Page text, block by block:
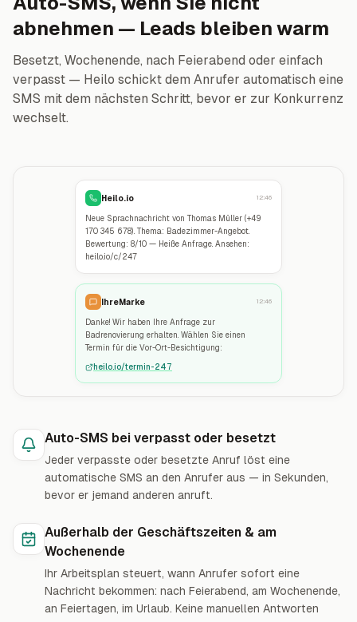
abnehmen — Leads bleiben warm
Besetzt, Wochenende, nach Feierabend oder einfach
verpasst — Heilo schickt dem Anrufer automatisch eine
SMS mit dem nächsten Schritt, bevor er zur Konkurrenz
wechselt.
Heilo.io 12:46
Neue Sprachnachricht von Thomas Müller (+49
170 345 678). Thema: Badezimmer-Angebot.
Bewertung: 8/10 — Heiße Anfrage. Ansehen:
heilo.io/c/247
IhreMarke 12:46
Danke! Wir haben Ihre Anfrage zur
Badrenovierung erhalten. Wählen Sie einen
Termin für die Vor-Ort-Besichtigung:
heilo.io/termin-247
Auto-SMS bei verpasst oder besetzt
Jeder verpasste oder besetzte Anruf löst eine
automatische SMS an den Anrufer aus — in Sekunden,
bevor er jemand anderen anruft.
Außerhalb der Geschäftszeiten & am
Wochenende
Ihr Arbeitsplan steuert, wann Anrufer sofort eine
Nachricht bekommen: nach Feierabend, am Wochenende,
an Feiertagen, im Urlaub. Keine manuellen Antworten